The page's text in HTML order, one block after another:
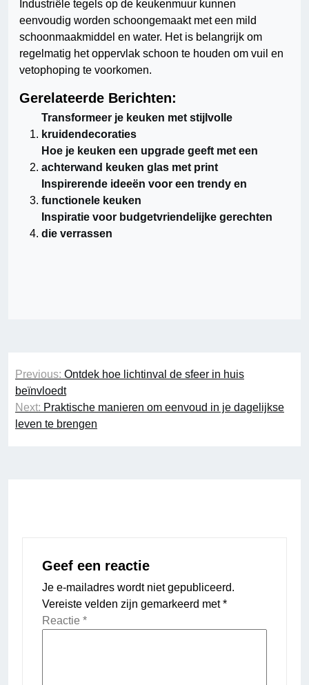
Industriële tegels op de keukenmuur kunnen
eenvoudig worden schoongemaakt met een mild
schoonmaakmiddel en water. Het is belangrijk om
regelmatig het oppervlak schoon te houden om vuil en
vetophoping te voorkomen.
Gerelateerde Berichten:
Transformeer je keuken met stijlvolle
kruidendecoraties
Hoe je keuken een upgrade geeft met een
achterwand keuken glas met print
Inspirerende ideeën voor een trendy en
functionele keuken
Inspiratie voor budgetvriendelijke gerechten
die verrassen
Bericht
navigatie
Previous: Ontdek hoe lichtinval de sfeer in huis
beïnvloedt
Next: Praktische manieren om eenvoud in je dagelijkse
leven te brengen
Geef een reactie
Je e-mailadres wordt niet gepubliceerd.
Vereiste velden zijn gemarkeerd met*
Reactie *